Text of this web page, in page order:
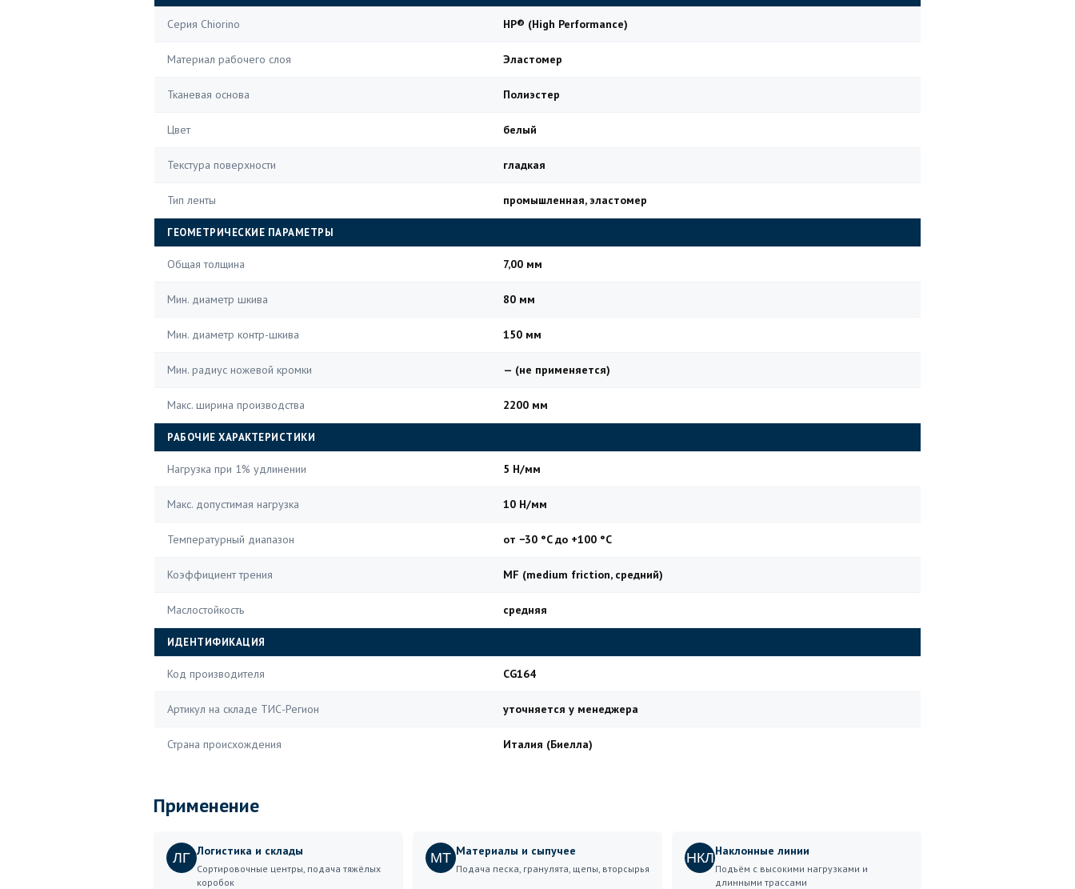
Серия Chiorino HP® (High Performance)
Материал рабочего слоя Эластомер
Тканевая основа Полиэстер
Цвет белый
Текстура поверхности гладкая
Тип ленты промышленная, эластомер
ГЕОМЕТРИЧЕСКИЕ ПАРАМЕТРЫ
Общая толщина 7,00 мм
Мин. диаметр шкива 80 мм
Мин. диаметр контр-шкива 150 мм
Мин. радиус ножевой кромки — (не применяется)
Макс. ширина производства 2200 мм
РАБОЧИЕ ХАРАКТЕРИСТИКИ
Нагрузка при 1% удлинении 5 Н/мм
Макс. допустимая нагрузка 10 Н/мм
Температурный диапазон от −30 °C до +100 °C
Коэффициент трения MF (medium friction, средний)
Маслостойкость средняя
ИДЕНТИФИКАЦИЯ
Код производителя CG164
Артикул на складе ТИС-Регион уточняется у менеджера
Страна происхождения Италия (Биелла)
Применение
ЛГ Логистика и склады
Сортировочные центры, подача тяжёлых
коробок
МТ Материалы и сыпучее
Подача песка, гранулята, щепы, вторсырья
НКЛНаклонные линии
Подъём с высокими нагрузками и
длинными трассами